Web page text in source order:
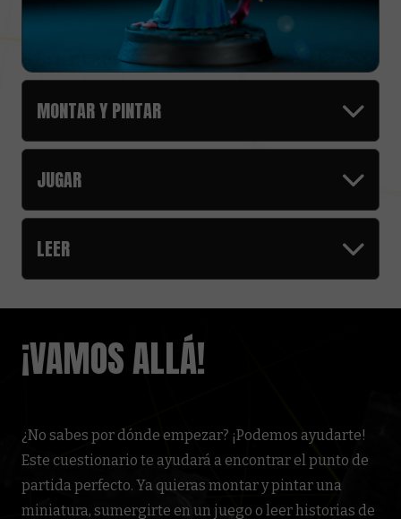
MONTAR Y PINTAR
JUGAR
LEER
¡VAMOS ALLÁ!
¿No sabes por dónde empezar? ¡Podemos ayudarte!
Este cuestionario te ayudará a encontrar el punto de
partida perfecto. Ya quieras montar y pintar una
miniatura, sumergirte en un juego o leer historias de